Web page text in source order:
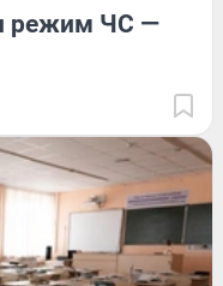
режим ЧС —